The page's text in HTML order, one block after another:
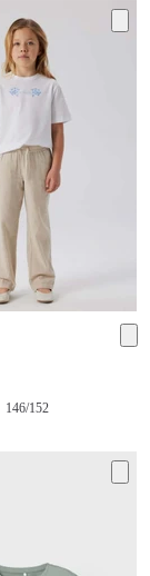
146/152